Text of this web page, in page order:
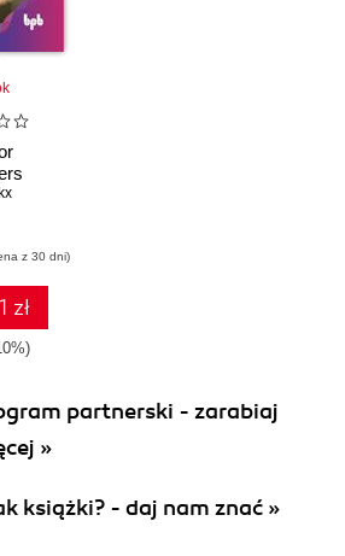
z 30 dni)
zł
partnerski - zarabiaj
»
książki? - daj nam znać »